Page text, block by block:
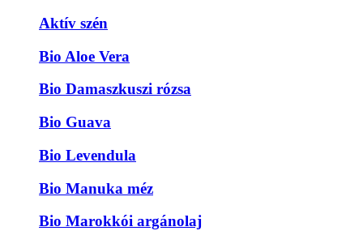
Aktív szén
Bio Aloe Vera
Bio Damaszkuszi rózsa
Bio Guava
Bio Levendula
Bio Manuka méz
Bio Marokkói argánolaj